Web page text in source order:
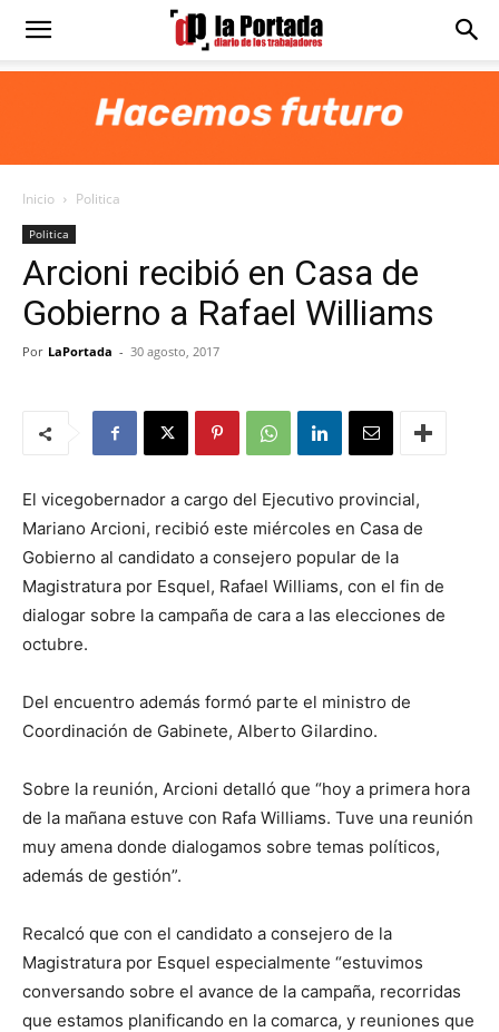
Diario
Portada
Inicio Politica
Politica
Arcioni recibió en Casa de
Gobierno a Rafael Williams
Por LaPortada - 30 agosto, 2017
El vicegobernador a cargo del Ejecutivo provincial,
Mariano Arcioni, recibió este miércoles en Casa de
Gobierno al candidato a consejero popular de la
Magistratura por Esquel, Rafael Williams, con el fin de
dialogar sobre la campaña de cara a las elecciones de
octubre.
Del encuentro además formó parte el ministro de
Coordinación de Gabinete, Alberto Gilardino.
Sobre la reunión, Arcioni detalló que “hoy a primera hora
de la mañana estuve con Rafa Williams. Tuve una reunión
muy amena donde dialogamos sobre temas políticos,
además de gestión”.
Recalcó que con el candidato a consejero de la
Magistratura por Esquel especialmente “estuvimos
conversando sobre el avance de la campaña, recorridas
que estamos planificando en la comarca, y reuniones que